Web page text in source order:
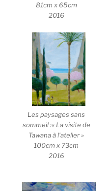
81cm x 65cm
2016
Les paysages sans
sommeil :« La visite de
Tawana à l’atelier »
100cm x 73cm
2016